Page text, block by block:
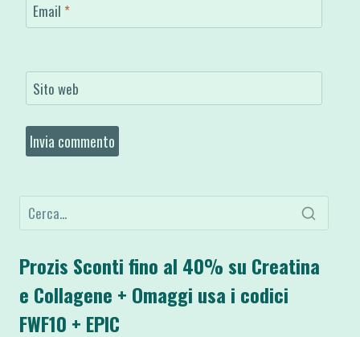
Email *
Sito web
Prozis Sconti fino al 40% su Creatina
e Collagene + Omaggi usa i codici
FWF10 + EPIC